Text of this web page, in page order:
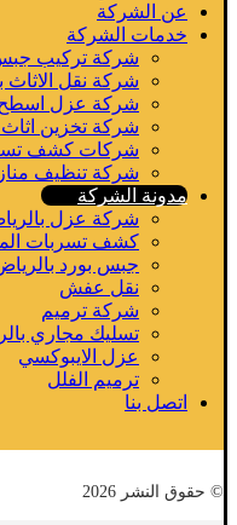
عن الشركة
خدمات الشركة
شركة تركيب جبس
شركة نقل الاثاث
شركة عزل اسطح
شركة تخزين اثاث
شركات كشف
شركة تنظيف
مدونة الشركة
شركة عزل
كشف تسربات
جبس بورد
نقل عفش
شركة ترميم
تسليك مجاري
عزل الايبوكسي
ترميم الفلل
اتصل بنا
© حقوق النشر 2026